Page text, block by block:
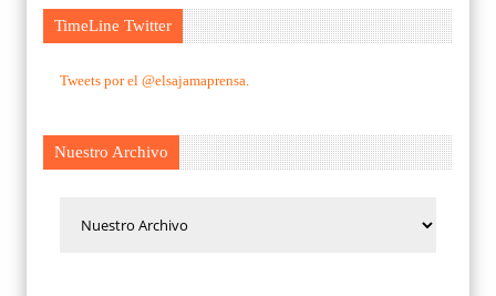
TimeLine Twitter
Tweets por el @elsajamaprensa.
Nuestro Archivo